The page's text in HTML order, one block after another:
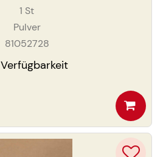
1 St
Pulver
81052728
Verfügbarkeit